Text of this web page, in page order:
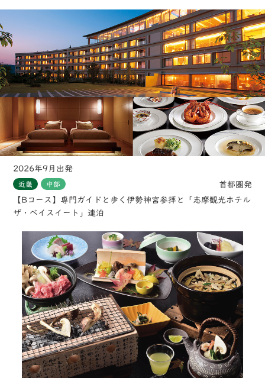
2026年9月出発
近畿 中部
首都圏発
【Bコース】専門ガイドと歩く伊勢神宮参拝と「志摩観光ホテル
ザ・ベイスイート」連泊